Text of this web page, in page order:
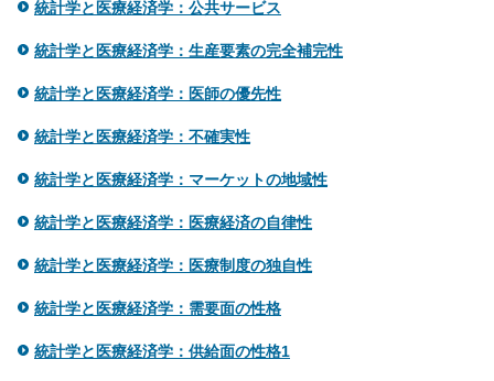
統計学と医療経済学：公共サービス
統計学と医療経済学：生産要素の完全補完性
統計学と医療経済学：医師の優先性
統計学と医療経済学：不確実性
統計学と医療経済学：マーケットの地域性
統計学と医療経済学：医療経済の自律性
統計学と医療経済学：医療制度の独自性
統計学と医療経済学：需要面の性格
統計学と医療経済学：供給面の性格1